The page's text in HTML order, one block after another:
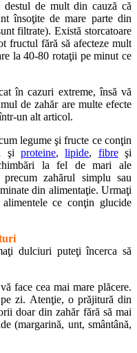
destul de mult din cauză că
însoţite de mare parte din
filtrate). Există storcatoare
fructul fără să afecteze mult
la 40-80 rotaţii pe minut ce
în cazuri extreme, însă vă
de zahăr are multe efecte
un alt articol.
legume şi fructe ce conţin
şi proteine,lipide, fibreşi
la fel de mari ale
zahărul simplu sau
din alimentaţie. Urmaţi
ce conţin glucide
dulciuri puteţi încerca să
face cea mai mare plăcere.
zi. Atenţie, o prăjitură din
doar din zahăr fără să mai
(margarină, unt, smântână,